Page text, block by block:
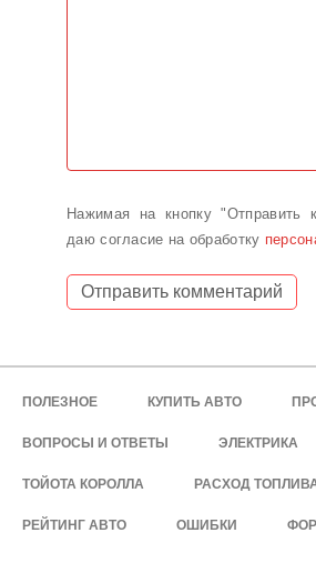
Нажимая на кнопку "Отправить
даю согласие на обработку
ПОЛЕЗНОЕ КУПИТЬ АВТО
ВОПРОСЫ И ОТВЕТЫ ЭЛЕКТРИКА
ТОЙОТА КОРОЛЛА РАСХОД
РЕЙТИНГ АВТО ОШИБКИ